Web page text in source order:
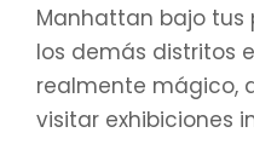
Manhattan bajo tus
los demás distritos
realmente mágico,
visitar exhibiciones